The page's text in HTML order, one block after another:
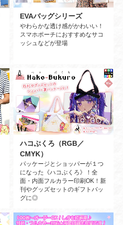
EVAバッグシリーズ
やわらかな透け感がかわいい！
スマホポーチにおすすめなサコ
ッシュなどが登場
ハコぶくろ（RGB／
CMYK）
パッケージとショッパーが１つ
になった《ハコぶくろ》！全
面・内面フルカラー印刷OK！新
刊やグッズセットのギフトバッ
グに◎